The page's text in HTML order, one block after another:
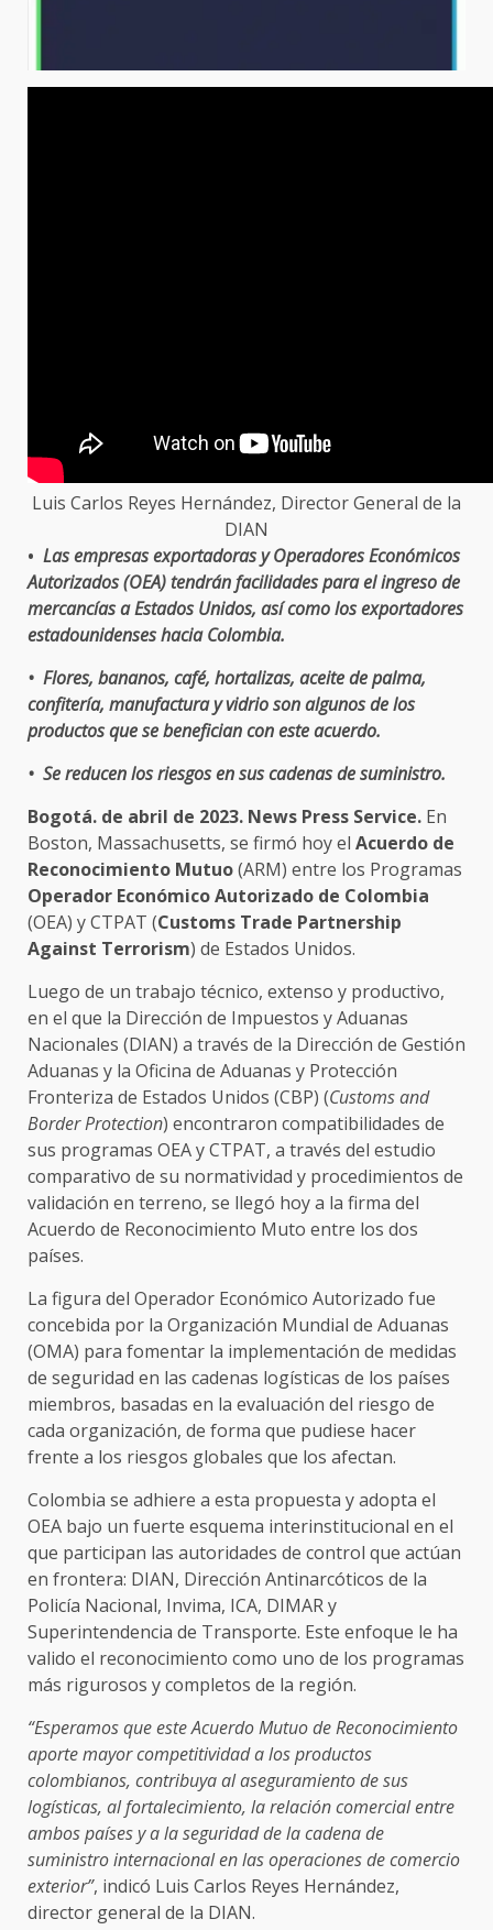
Luis Carlos Reyes Hernández, Director General de la
DIAN
• Las empresas exportadoras y Operadores Económicos
Autorizados (OEA) tendrán facilidades para el ingreso de
mercancías a Estados Unidos, así como los exportadores
estadounidenses hacia Colombia.
• Flores, bananos, café, hortalizas, aceite de palma,
confitería, manufactura y vidrio son algunos de los
productos que se benefician con este acuerdo.
• Se reducen los riesgos en sus cadenas de suministro.
Bogotá. de abril de 2023. News Press Service. En
Boston, Massachusetts, se firmó hoy el Acuerdo de
Reconocimiento Mutuo(ARM) entre los Programas
Operador Económico Autorizado de Colombia
(OEA) y CTPAT (Customs Trade Partnership
Against Terrorism) de Estados Unidos.
Luego de un trabajo técnico, extenso y productivo,
en el que la Dirección de Impuestos y Aduanas
Nacionales (DIAN) a través de la Dirección de Gestión
Aduanas y la Oficina de Aduanas y Protección
Fronteriza de Estados Unidos (CBP) (Customs and
Border Protection) encontraron compatibilidades de
sus programas OEA y CTPAT, a través del estudio
comparativo de su normatividad y procedimientos de
validación en terreno, se llegó hoy a la firma del
Acuerdo de Reconocimiento Muto entre los dos
países.
La figura del Operador Económico Autorizado fue
concebida por la Organización Mundial de Aduanas
(OMA) para fomentar la implementación de medidas
de seguridad en las cadenas logísticas de los países
miembros, basadas en la evaluación del riesgo de
cada organización, de forma que pudiese hacer
frente a los riesgos globales que los afectan.
Colombia se adhiere a esta propuesta y adopta el
OEA bajo un fuerte esquema interinstitucional en el
que participan las autoridades de control que actúan
en frontera: DIAN, Dirección Antinarcóticos de la
Policía Nacional, Invima, ICA, DIMAR y
Superintendencia de Transporte. Este enfoque le ha
valido el reconocimiento como uno de los programas
más rigurosos y completos de la región.
“Esperamos que este Acuerdo Mutuo de Reconocimiento
aporte mayor competitividad a los productos
colombianos, contribuya al aseguramiento de sus
logísticas, alfortalecimiento, la relación comercial entre
ambos países y a la seguridad de la cadena de
suministro internacional en las operaciones de comercio
exterior”, indicó Luis Carlos Reyes Hernández,
director general de la DIAN.